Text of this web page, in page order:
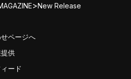
>New Release
ページへ
供
ード